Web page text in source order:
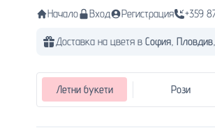
Начало Вход Регистрация +359
Доставка на цветя в София, Пловдив,
Летни букети Рози